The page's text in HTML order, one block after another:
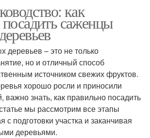
как
саженцы
деревьев – это не только
но и отличный способ
источником свежих фруктов.
хорошо росли и приносили
знать, как правильно посадить
мы рассмотрим все этапы
с подготовки участка и заканчивая
деревьями.